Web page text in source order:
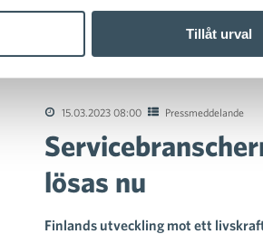
Tillåt urval
Framtidens arbetskraftsbehov
15.03.2023 08:00 Pressmeddelande
lösas nu
Finlands utveckling mot ett